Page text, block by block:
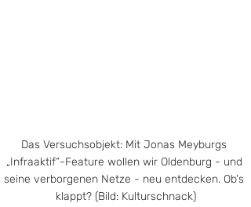
Das Versuchsobjekt: Mit Jonas Meyburgs
„Infraaktif“-Feature wollen wir Oldenburg - und
seine verborgenen Netze - neu entdecken. Ob's
klappt? (Bild: Kulturschnack)